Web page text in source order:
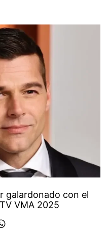
galardonado con el
VMA 2025